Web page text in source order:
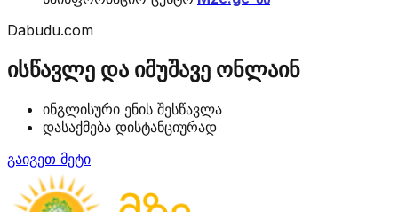
Dabudu.com
ისწავლე და იმუშავე ონლაინ
ინგლისური ენის შესწავლა
დასაქმება დისტანციურად
გაიგეთ მეტი